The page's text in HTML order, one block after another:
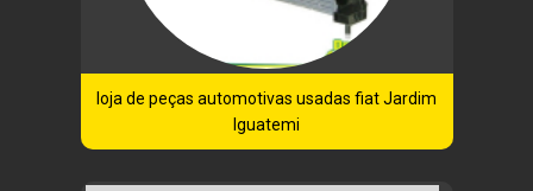
loja de peças automotivas usadas fiat Jardim
Iguatemi